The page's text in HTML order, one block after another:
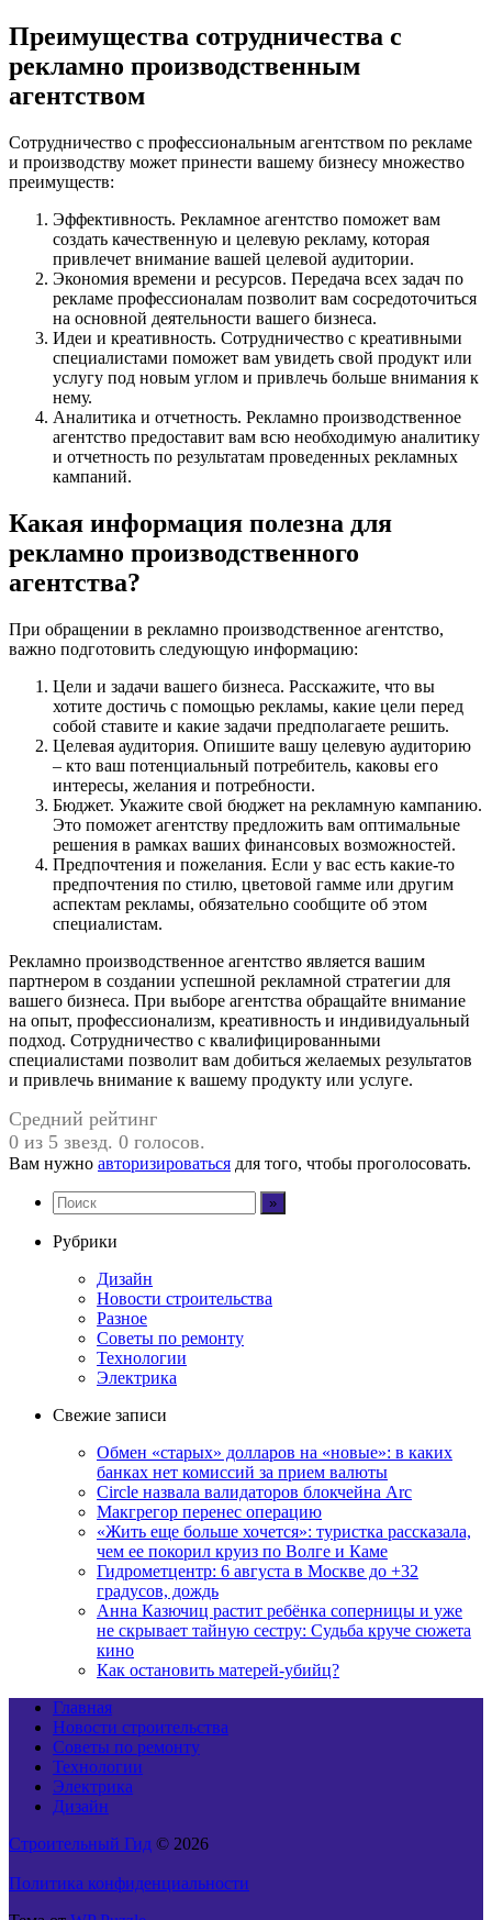
Преимущества сотрудничества с
рекламно производственным
агентством
Сотрудничество с профессиональным агентством по рекламе
и производству может принести вашему бизнесу множество
преимуществ:
Эффективность. Рекламное агентство поможет вам
создать качественную и целевую рекламу, которая
привлечет внимание вашей целевой аудитории.
Экономия времени и ресурсов. Передача всех задач по
рекламе профессионалам позволит вам сосредоточиться
на основной деятельности вашего бизнеса.
Идеи и креативность. Сотрудничество с креативными
специалистами поможет вам увидеть свой продукт или
услугу под новым углом и привлечь больше внимания к
нему.
Аналитика и отчетность. Рекламно производственное
агентство предоставит вам всю необходимую аналитику
и отчетность по результатам проведенных рекламных
кампаний.
Какая информация полезна для
рекламно производственного
агентства?
При обращении в рекламно производственное агентство,
важно подготовить следующую информацию:
Цели и задачи вашего бизнеса. Расскажите, что вы
хотите достичь с помощью рекламы, какие цели перед
собой ставите и какие задачи предполагаете решить.
Целевая аудитория. Опишите вашу целевую аудиторию
– кто ваш потенциальный потребитель, каковы его
интересы, желания и потребности.
Бюджет. Укажите свой бюджет на рекламную кампанию.
Это поможет агентству предложить вам оптимальные
решения в рамках ваших финансовых возможностей.
Предпочтения и пожелания. Если у вас есть какие-то
предпочтения по стилю, цветовой гамме или другим
аспектам рекламы, обязательно сообщите об этом
специалистам.
Рекламно производственное агентство является вашим
партнером в создании успешной рекламной стратегии для
вашего бизнеса. При выборе агентства обращайте внимание
на опыт, профессионализм, креативность и индивидуальный
подход. Сотрудничество с квалифицированными
специалистами позволит вам добиться желаемых результатов
и привлечь внимание к вашему продукту или услуге.
Средний рейтинг
0 из 5 звезд. 0 голосов.
Вам нужно авторизироваться для того, чтобы проголосовать.
Рубрики
Дизайн
Новости строительства
Разное
Советы по ремонту
Технологии
Электрика
Свежие записи
Обмен «старых» долларов на «новые»: в каких
банках нет комиссий за прием валюты
Circle назвала валидаторов блокчейна Arc
Макгрегор перенес операцию
«Жить еще больше хочется»: туристка рассказала,
чем ее покорил круиз по Волге и Каме
Гидрометцентр: 6 августа в Москве до +32
градусов, дождь
Анна Казючиц растит ребёнка соперницы и уже
не скрывает тайную сестру: Судьба круче сюжета
кино
Как остановить матерей-убийц?
Главная
Новости строительства
Советы по ремонту
Технологии
Электрика
Дизайн
Строительный Гид © 2026
Политика конфиденциальности